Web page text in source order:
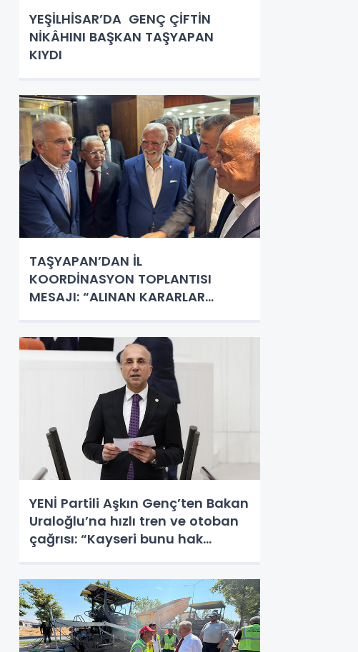
YEŞİLHİSAR’DA GENÇ ÇİFTİN
NİKÂHINI BAŞKAN TAŞYAPAN
KIYDI
TAŞYAPAN’DAN İL
KOORDİNASYON TOPLANTISI
MESAJI: “ALINAN KARARLAR
YENİ Partili Aşkın Genç’ten Bakan
Uraloğlu’na hızlı tren ve otoban
çağrısı: “Kayseri bunu hak